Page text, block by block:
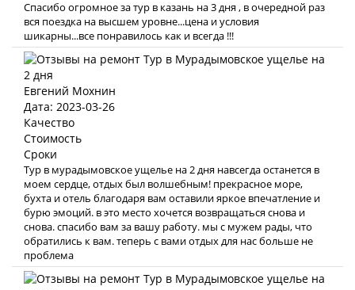
Спасибо огромное за тур в казань на 3 дня , в очередной раз
вся поездка на высшем уровне...цена и условия
шикарны...все понравилось как и всегда !!!
Евгений Мохнин
Дата: 2023-03-26
Качество
Стоимость
Сроки
Тур в мурадымовское ущелье на 2 дня навсегда останется в
моем сердце, отдых был волшебным! прекрасное море,
бухта и отель благодаря вам оставили яркое впечатление и
бурю эмоций. в это место хочется возвращаться снова и
снова. спасибо вам за вашу работу. мы с мужем рады, что
обратились к вам. теперь с вами отдых для нас больше не
проблема